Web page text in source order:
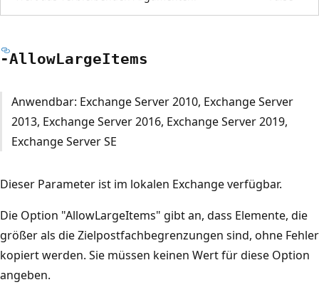
-AllowLargeItems
Anwendbar: Exchange Server 2010, Exchange Server
2013, Exchange Server 2016, Exchange Server 2019,
Exchange Server SE
Dieser Parameter ist im lokalen Exchange verfügbar.
Die Option "AllowLargeItems" gibt an, dass Elemente, die
größer als die Zielpostfachbegrenzungen sind, ohne Fehler
kopiert werden. Sie müssen keinen Wert für diese Option
angeben.